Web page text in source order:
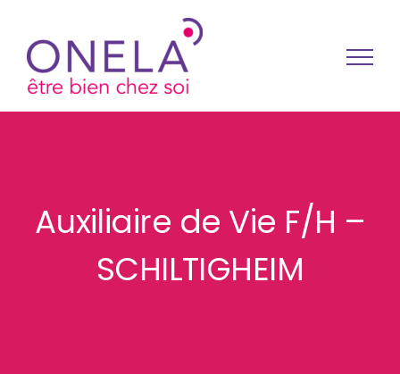
Auxiliaire de Vie F/H –
SCHILTIGHEIM